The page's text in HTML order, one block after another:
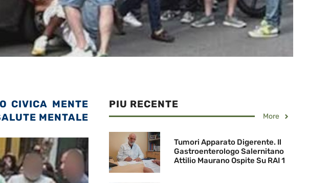
CIVICA MENTE
MENTALE
PIU RECENTE
More
Tumori Apparato Digerente. Il
Gastroenterologo Salernitano
Attilio Maurano Ospite Su RAI 1